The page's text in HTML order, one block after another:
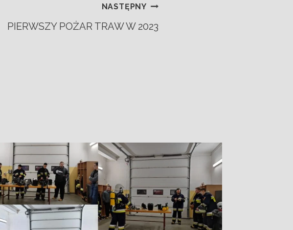
NASTĘPNY
PIERWSZY POŻAR TRAW W 2023